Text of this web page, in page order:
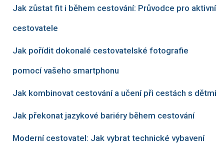
Jak zůstat fit i během cestování: Průvodce pro aktivní
cestovatele
Jak pořídit dokonalé cestovatelské fotografie
pomocí vašeho smartphonu
Jak kombinovat cestování a učení při cestách s dětmi
Jak překonat jazykové bariéry během cestování
Moderní cestovatel: Jak vybrat technické vybavení